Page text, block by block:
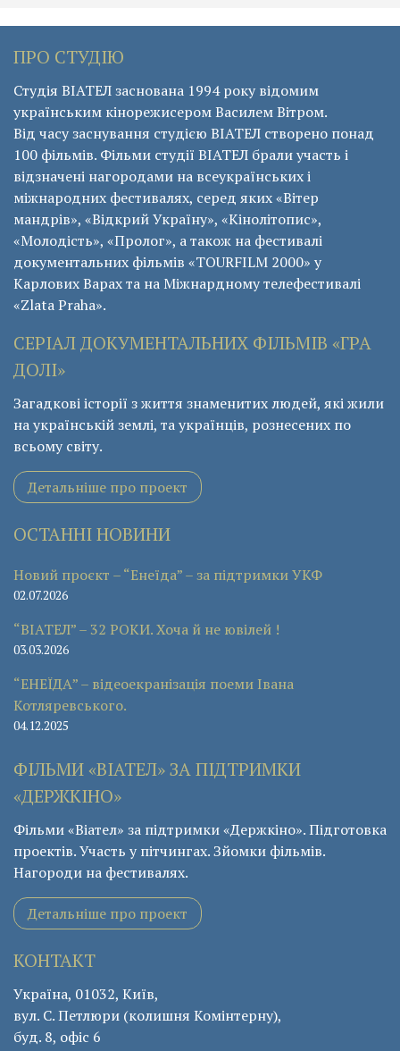
ПРО СТУДІЮ
Студія ВІАТЕЛ заснована 1994 року відомим
українським кінорежисером Василем Вітром.
Від часу заснування студією ВІАТЕЛ створено понад
100 фільмів. Фільми студії ВІАТЕЛ брали участь і
відзначені нагородами на всеукраїнських і
міжнародних фестивалях, серед яких «Вітер
мандрів», «Відкрий Україну», «Кінолітопис»,
«Молодість», «Пролог», а також на фестивалі
документальних фільмів «ТОURFILM 2000» у
Карлових Варах та на Міжнардному телефестивалі
«Zlata Praha».
СЕРІАЛ ДОКУМЕНТАЛЬНИХ ФІЛЬМІВ «ГРА
ДОЛІ»
Загадкові історії з життя знаменитих людей, які жили
на українській землі, та українців, рознесених по
всьому світу.
Детальніше про проект
ОСТАННІ НОВИНИ
Новий проєкт – “Енеїда” – за підтримки УКФ
02.07.2026
“ВІАТЕЛ” – 32 РОКИ. Хоча й не ювілей !
03.03.2026
“ЕНЕЇДА” – відеоекранізація поеми Івана
Котляревського.
04.12.2025
ФІЛЬМИ «ВІАТЕЛ» ЗА ПІДТРИМКИ
«ДЕРЖКІНО»
Фільми «Віател» за підтримки «Держкіно». Підготовка
проектів. Участь у пітчингах. Зйомки фільмів.
Нагороди на фестивалях.
Детальніше про проект
КОНТАКТ
Україна, 01032, Київ,
вул. С. Петлюри (колишня Комінтерну),
буд. 8, офіс 6